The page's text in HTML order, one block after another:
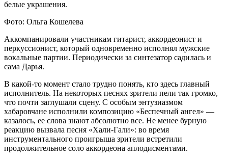
белые украшения.
Фото: Ольга Кошелева
Аккомпанировали участникам гитарист, аккордеонист и
перкуссионист, который одновременно исполнял мужские
вокальные партии. Периодически за синтезатор садилась и
сама Дарья.
В какой-то момент стало трудно понять, кто здесь главный
исполнитель. На некоторых песнях зрители пели так громко,
что почти заглушали сцену. С особым энтузиазмом
хабаровчане исполнили композицию «Беспечный ангел» —
казалось, ее слова знают абсолютно все. Не менее бурную
реакцию вызвала песня «Хали-Гали»: во время
инструментального проигрыша зрители встретили
продолжительное соло аккордеона аплодисментами.